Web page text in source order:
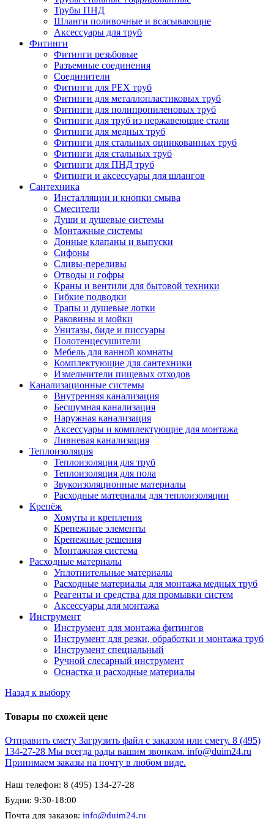
Трубы ПНД
Шланги поливочные и всасывающие
Аксессуары для труб
Фитинги
Фитинги резьбовые
Разъемные соединения
Соединители
Фитинги для PEX труб
Фитинги для металлопластиковых труб
Фитинги для полипропиленовых труб
Фитинги для труб из нержавеющие стали
Фитинги для медных труб
Фитинги для стальных оцинкованных труб
Фитинги для стальных труб
Фитинги для ПНД труб
Фитинги и аксессуары для шлангов
Сантехника
Инсталляции и кнопки смыва
Смесители
Души и душевые системы
Монтажные системы
Донные клапаны и выпуски
Сифоны
Сливы-переливы
Отводы и гофры
Краны и вентили для бытовой техники
Гибкие подводки
Трапы и душевые лотки
Раковины и мойки
Унитазы, биде и писсуары
Полотенцесушители
Мебель для ванной комнаты
Комплектующие для сантехники
Измельчители пищевых отходов
Канализационные системы
Внутренняя канализация
Бесшумная канализация
Наружная канализация
Аксессуары и комплектующие для монтажа
Ливневая канализация
Теплоизоляция
Теплоизоляция для труб
Теплоизоляция для пола
Звукоизоляционные материалы
Расходные материалы для теплоизоляции
Крепёж
Хомуты и крепления
Крепежные элементы
Крепежные решения
Монтажная система
Расходные материалы
Уплотнительные материалы
Расходные материалы для монтажа медных труб
Реагенты и средства для промывки систем
Аксессуары для монтажа
Инструмент
Инструмент для монтажа фитингов
Инструмент для резки, обработки и монтажа труб
Инструмент специальный
Ручной слесарный инструмент
Оснастка и расходные материалы
Назад к выбору
Товары по схожей цене
Отправить смету Загрузить файл с заказом или смету. 8 (495)
134-27-28 Мы всегда рады вашим звонкам. info@duim24.ru
Принимаем заказы на почту в любом виде.
Наш телефон: 8 (495) 134-27-28
Будни: 9:30-18:00
Почта для заказов: info@duim24.ru